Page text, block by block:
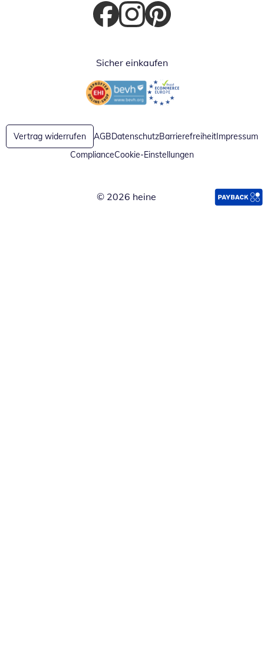
Öffnet in neuem Fenster
Öffnet in neuem Fenster
Öffnet in neuem Fenster
Sicher einkaufen
Öffnet in neuem FensterÖffnet in neuem Fenster
Vertrag widerrufen AGBDatenschutzBarrierefreiheitImpressum
ComplianceCookie-Einstellungen
© 2026 heine